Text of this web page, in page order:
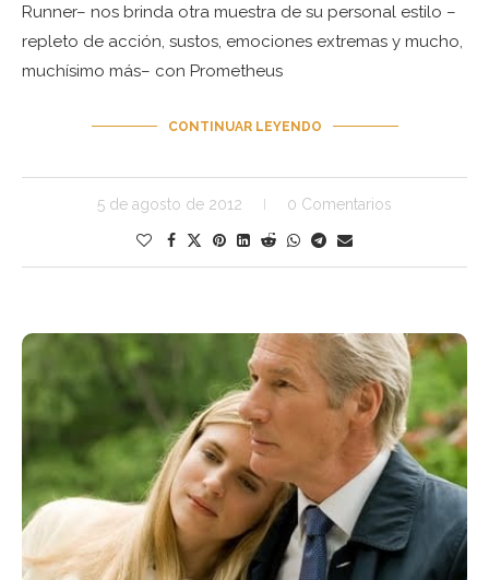
Runner– nos brinda otra muestra de su personal estilo –
repleto de acción, sustos, emociones extremas y mucho,
muchísimo más– con Prometheus
CONTINUAR LEYENDO
5 de agosto de 2012 0 Comentarios